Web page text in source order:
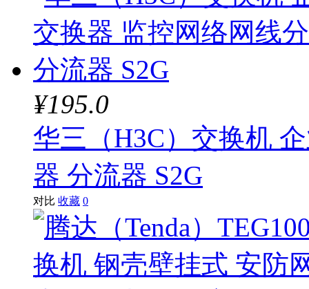
¥195.0
华三（H3C）交换机
器 分流器 S2G
对比 收藏 0